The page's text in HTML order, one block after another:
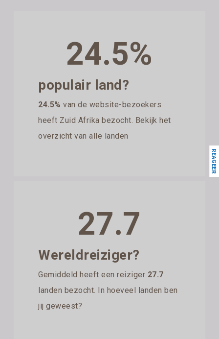
24.5%
populair land?
24.5% van de website-bezoekers
heeft Zuid Afrika bezocht. Bekijk het
overzicht van alle landen
27.7
Wereldreiziger?
Gemiddeld heeft een reiziger 27.7
landen bezocht. In hoeveel landen ben
jij geweest?
REAGEER